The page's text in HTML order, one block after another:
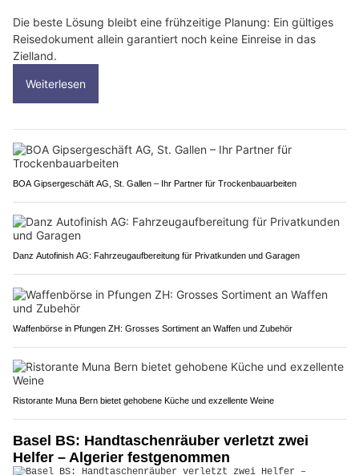
Die beste Lösung bleibt eine frühzeitige Planung: Ein gültiges
Reisedokument allein garantiert noch keine Einreise in das
Zielland.
Weiterlesen
BOA Gipsergeschäft AG, St. Gallen – Ihr Partner für Trockenbauarbeiten
Danz Autofinish AG: Fahrzeugaufbereitung für Privatkunden und Garagen
Waffenbörse in Pfungen ZH: Grosses Sortiment an Waffen und Zubehör
Ristorante Muna Bern bietet gehobene Küche und exzellente Weine
Basel BS: Handtaschenräuber verletzt zwei
Helfer – Algerier festgenommen